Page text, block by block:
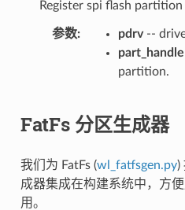
Register spi flash partition
参数 pdrv--
part_handle
partition.
FatFs 分区生成器
我们为 FatFs (wl_fatfsgen.py)
成器集成在构建系统中，方
用。